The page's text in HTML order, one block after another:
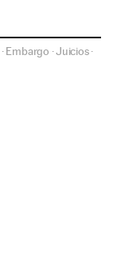
·Embargo ·Juicios·